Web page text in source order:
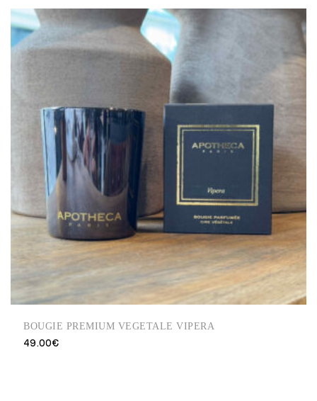
BOUGIE PREMIUM VEGETALE VIPERA
49.00€